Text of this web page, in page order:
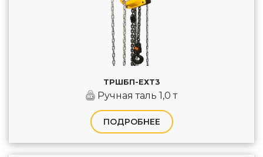
ТРШБП-ЕХТ3
Ручная таль 1,0 т
ПОДРОБНЕЕ